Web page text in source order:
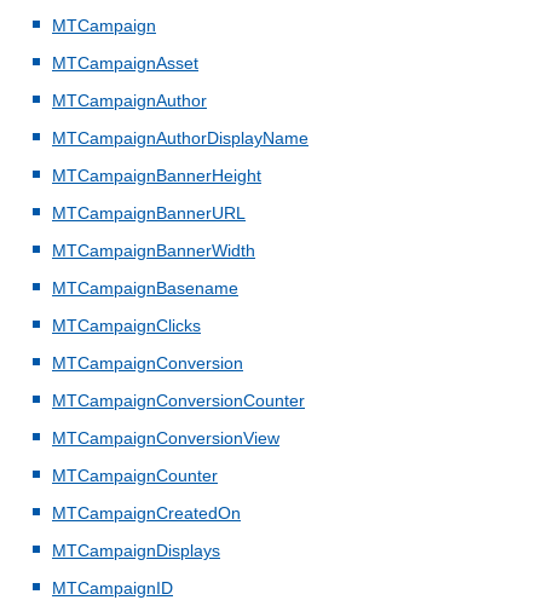
MTCampaign
MTCampaignAsset
MTCampaignAuthor
MTCampaignAuthorDisplayName
MTCampaignBannerHeight
MTCampaignBannerURL
MTCampaignBannerWidth
MTCampaignBasename
MTCampaignClicks
MTCampaignConversion
MTCampaignConversionCounter
MTCampaignConversionView
MTCampaignCounter
MTCampaignCreatedOn
MTCampaignDisplays
MTCampaignID